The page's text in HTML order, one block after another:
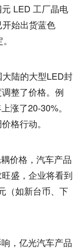
LED 工厂晶电
始出货蓝色
陆的大型LED封
整了价格。例
涨了20-30%。
格行动。
价格，汽车产品
盛，企业将看到
（如新台币、下
，亿光汽车产品